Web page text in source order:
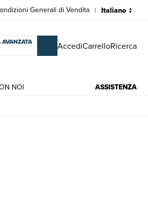
Generali di Vendita |
AccediCarrelloRicerca
NOI ASSISTENZA